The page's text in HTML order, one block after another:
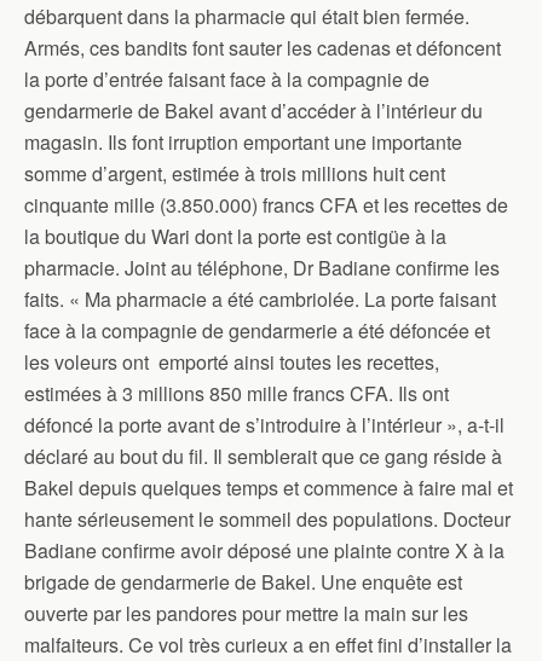
débarquent dans la pharmacie qui était bien fermée.
Armés, ces bandits font sauter les cadenas et défoncent
la porte d’entrée faisant face à la compagnie de
gendarmerie de Bakel avant d’accéder à l’intérieur du
magasin. Ils font irruption emportant une importante
somme d’argent, estimée à trois millions huit cent
cinquante mille (3.850.000) francs CFA et les recettes de
la boutique du Wari dont la porte est contigüe à la
pharmacie. Joint au téléphone, Dr Badiane confirme les
faits. « Ma pharmacie a été cambriolée. La porte faisant
face à la compagnie de gendarmerie a été défoncée et
les voleurs ont emporté ainsi toutes les recettes,
estimées à 3 millions 850 mille francs CFA. Ils ont
défoncé la porte avant de s’introduire à l’intérieur », a-t-il
déclaré au bout du fil. Il semblerait que ce gang réside à
Bakel depuis quelques temps et commence à faire mal et
hante sérieusement le sommeil des populations. Docteur
Badiane confirme avoir déposé une plainte contre X à la
brigade de gendarmerie de Bakel. Une enquête est
ouverte par les pandores pour mettre la main sur les
malfaiteurs. Ce vol très curieux a en effet fini d’installer la